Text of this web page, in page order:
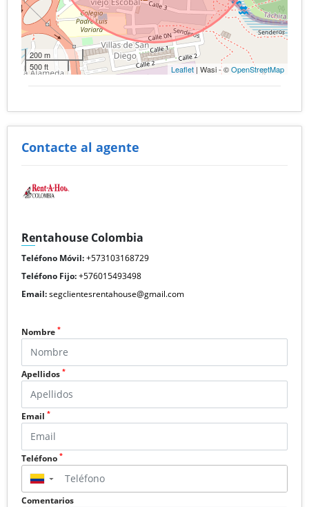
200 m
500 ft
Leaflet | Wasi - ©OpenStreetMap
Contacte al agente
Rentahouse Colombia
Teléfono Móvil:+573103168729
Teléfono Fijo:+576015493498
Email:segclientesrentahouse@gmail.com
Nombre *
Apellidos *
Email *
Teléfono *
▼
Comentarios